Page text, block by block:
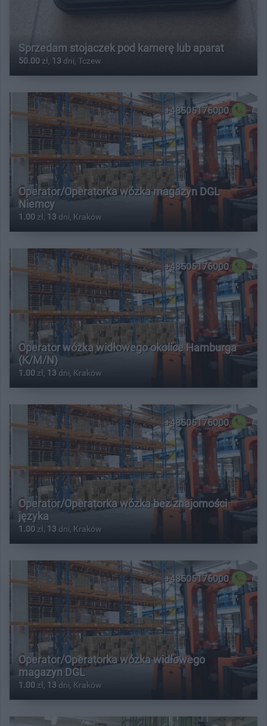
Sprzedam stojaczek pod kamerę lub aparat
50.00 zł, 13 dni, Tczew
+48505176000
Operator/Operatorka wózka magazyn DGL
Niemcy
1.00 zł, 13 dni, Kraków
+48505176000
Operator wózka widłowego okolice Hamburga
(K/M/N)
1.00 zł, 13 dni, Kraków
+48505176000
Operator/Operatorka wózka bez znajomości
języka
1.00 zł, 13 dni, Kraków
+48505176000
Operator/Operatorka wózka widłowego
magazyn DGL
1.00 zł, 13 dni, Kraków